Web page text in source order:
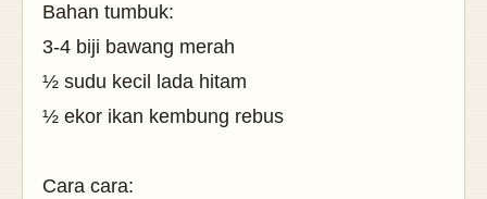
Bahan tumbuk:
3-4 biji bawang merah
½ sudu kecil lada hitam
½ ekor ikan kembung rebus
Cara cara: